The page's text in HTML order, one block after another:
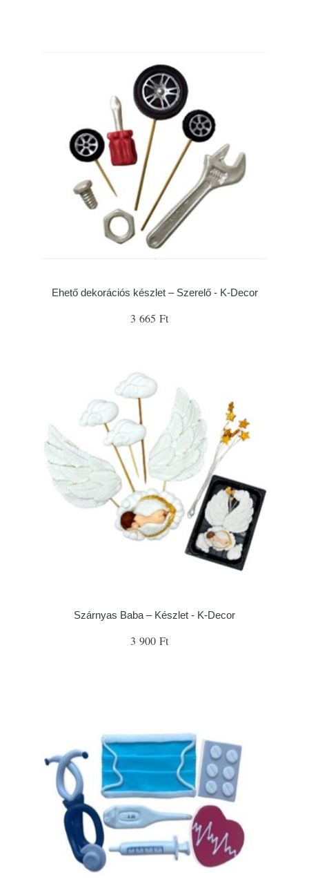
Ehető dekorációs készlet – Szerelő - K-Decor
3 665 Ft
Szárnyas Baba – Készlet - K-Decor
3 900 Ft